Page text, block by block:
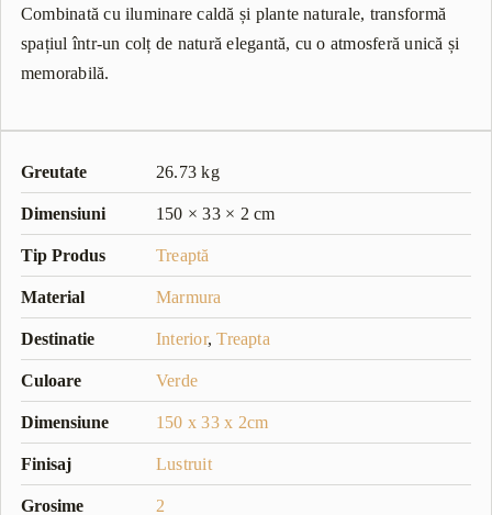
Combinată cu iluminare caldă și plante naturale, transformă
spațiul într-un colț de natură elegantă, cu o atmosferă unică și
memorabilă.
Greutate 26.73 kg
Dimensiuni 150 × 33 × 2 cm
Tip Produs Treaptă
Material Marmura
Destinatie Interior,Treapta
Culoare Verde
Dimensiune 150 x 33 x 2cm
Finisaj Lustruit
Grosime 2